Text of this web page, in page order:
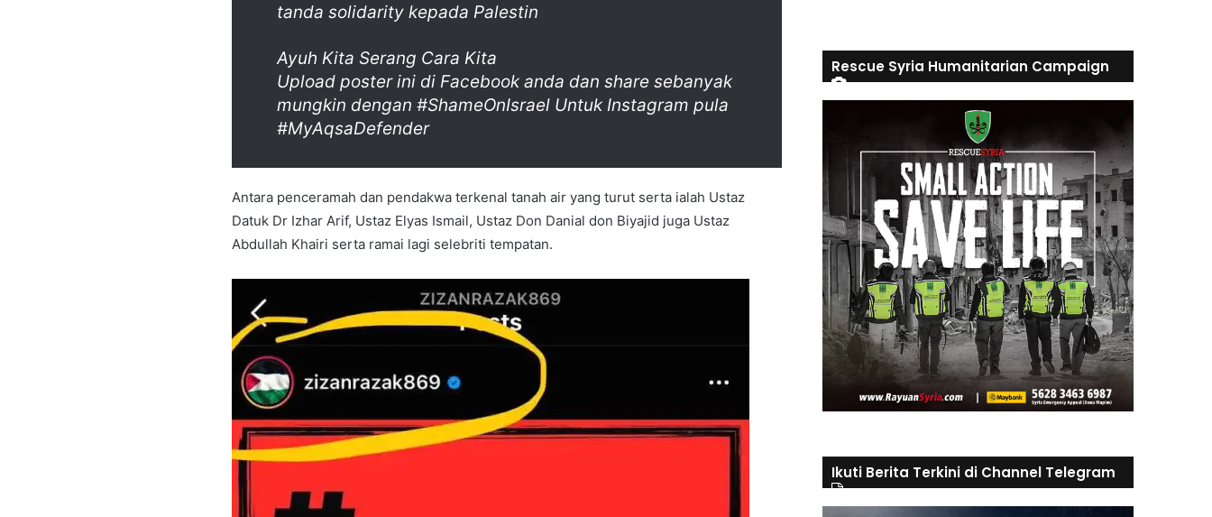
tanda solidarity kepada Palestin
Ayuh Kita Serang Cara Kita
Upload poster ini di Facebook anda dan share sebanyak
mungkin dengan #ShameOnIsrael Untuk Instagram pula
#MyAqsaDefender
Antara penceramah dan pendakwa terkenal tanah air yang turut serta ialah Ustaz
Datuk Dr Izhar Arif, Ustaz Elyas Ismail, Ustaz Don Danial don Biyajid juga Ustaz
Abdullah Khairi serta ramai lagi selebriti tempatan.
Rescue Syria Humanitarian Campaign
Ikuti Berita Terkini di Channel Telegram